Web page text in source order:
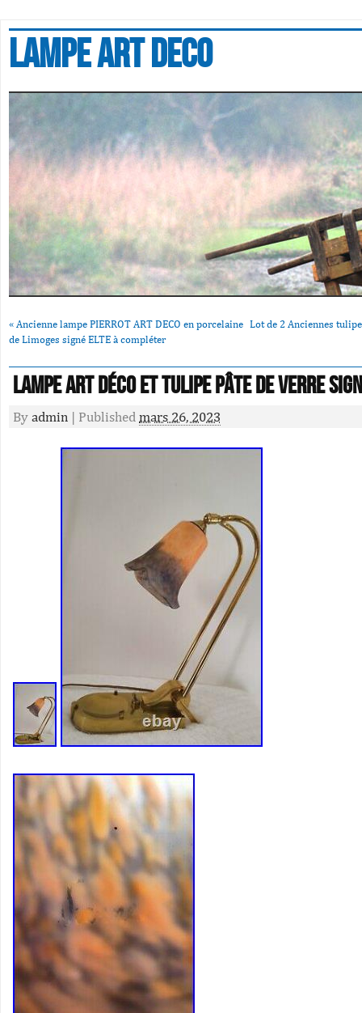
Lampe art deco
« Ancienne lampe PIERROT ART DECO en porcelaine
de Limoges signé ELTE à compléter
Lot de 2 Anciennes
Lampe Art Déco Et Tulipe Pâte De Verre
By admin | Published mars 26, 2023